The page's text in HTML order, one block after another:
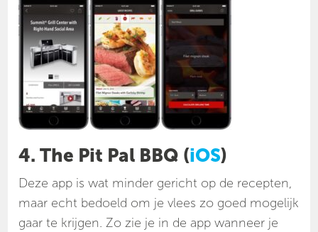
4. The Pit Pal BBQ (iOS)
Deze app is wat minder gericht op de recepten,
maar echt bedoeld om je vlees zo goed mogelijk
gaar te krijgen. Zo zie je in de app wanneer je